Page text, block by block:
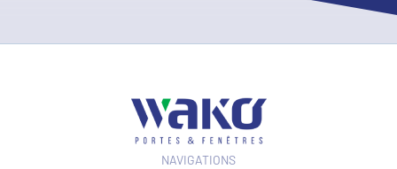
NAVIGATIONS